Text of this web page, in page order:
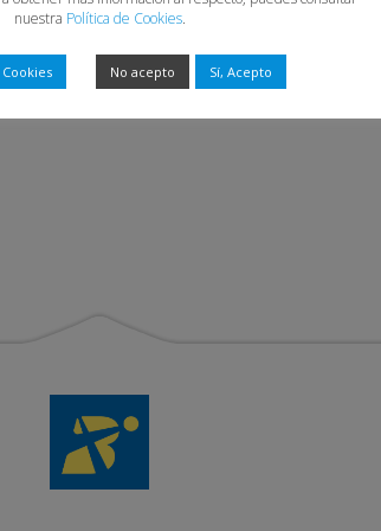
y dar la bienvenida a una gran
nuestra Política de Cookies.
No acepto Sí, Acepto